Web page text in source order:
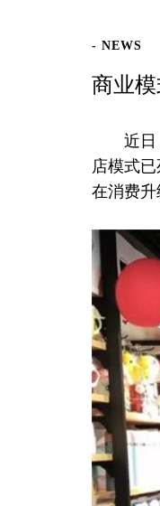
- NEWS
商业
近日，
店模式
在消费升